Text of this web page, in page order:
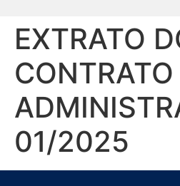
EXTRATO
CONTRATO
01/2025